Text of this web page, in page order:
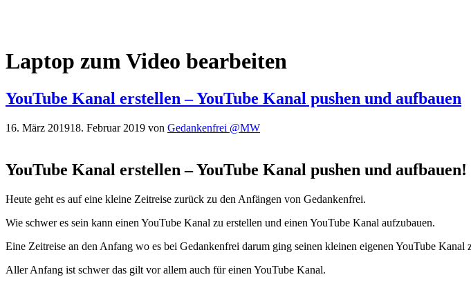
Laptop zum Video bearbeiten
YouTube Kanal erstellen – YouTube Kanal pushen und aufbauen
16. März 201918. Februar 2019 von Gedankenfrei @MW
YouTube Kanal erstellen – YouTube Kanal pushen und aufbauen!
Heute geht es auf eine kleine Zeitreise zurück zu den Anfängen von Gedankenfrei.
Wie schwer es sein kann einen YouTube Kanal zu erstellen und einen YouTube Kanal aufzubauen.
Eine Zeitreise an den Anfang wo es bei Gedankenfrei darum ging seinen kleinen eigenen YouTube Kanal
Aller Anfang ist schwer das gilt vor allem auch für einen YouTube Kanal.